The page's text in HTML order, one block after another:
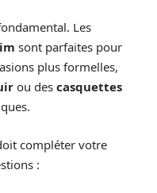
Les
sont parfaites pour
plus formelles,
ou des casquettes
compléter votre
: